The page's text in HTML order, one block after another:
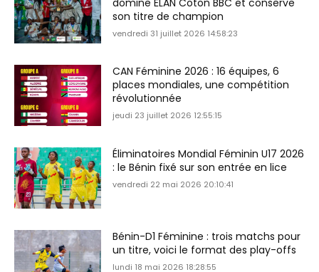
son titre de champion
vendredi 31 juillet 2026 14:58:23
CAN Féminine 2026 : 16 équipes, 6
places mondiales, une compétition
révolutionnée
jeudi 23 juillet 2026 12:55:15
Éliminatoires Mondial Féminin U17 2026
: le Bénin fixé sur son entrée en lice
vendredi 22 mai 2026 20:10:41
Bénin-D1 Féminine : trois matchs pour
un titre, voici le format des play-offs
lundi 18 mai 2026 18:28:55